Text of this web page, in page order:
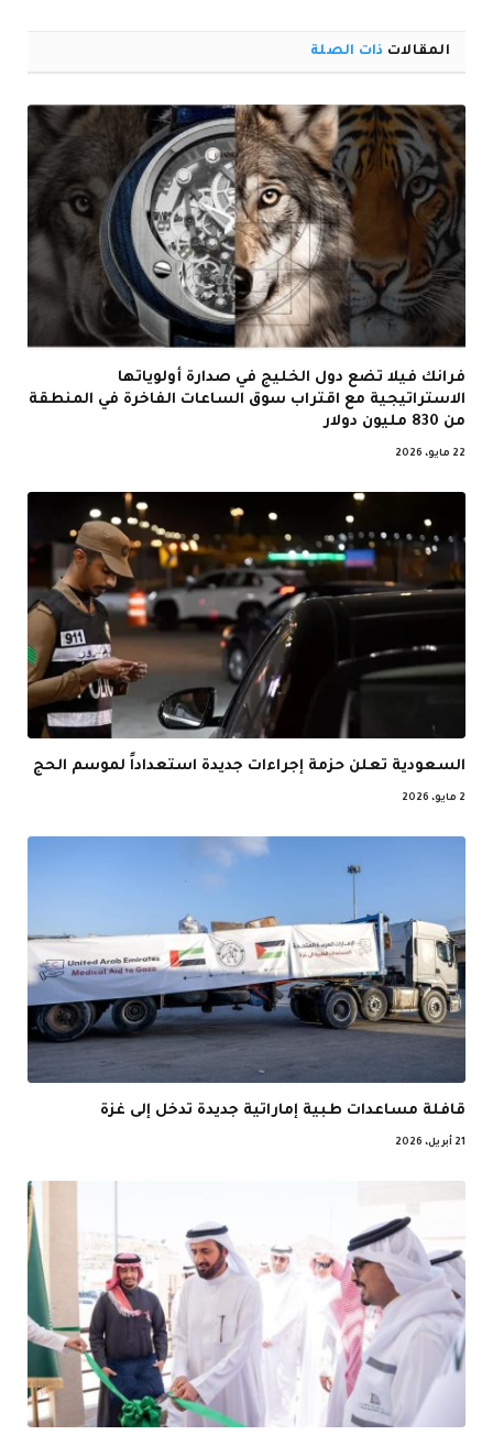
المقالات ذات الصلة
فرانك فيلا تضع دول الخليج في صدارة أولوياتها
الاستراتيجية مع اقتراب سوق الساعات الفاخرة في المنطقة
من 830 مليون دولار
22 مايو، 2026
السعودية تعلن حزمة إجراءات جديدة استعداداً لموسم الحج
2 مايو، 2026
قافلة مساعدات طبية إماراتية جديدة تدخل إلى غزة
21 أبريل، 2026